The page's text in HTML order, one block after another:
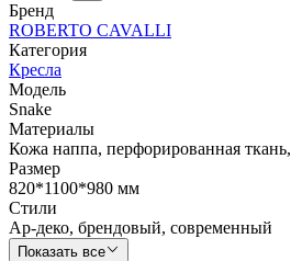
Бренд
ROBERTO CAVALLI
Категория
Кресла
Модель
Snake
Материалы
Кожа наппа, перфорированная ткань,
Размер
820*1100*980 мм
Стили
Ар-деко, брендовый, современный
Показать все